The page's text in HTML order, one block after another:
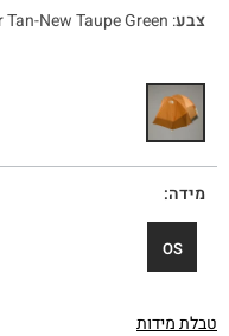
צבע:
New Taupe Green
מידה
OS
טבלת מידות